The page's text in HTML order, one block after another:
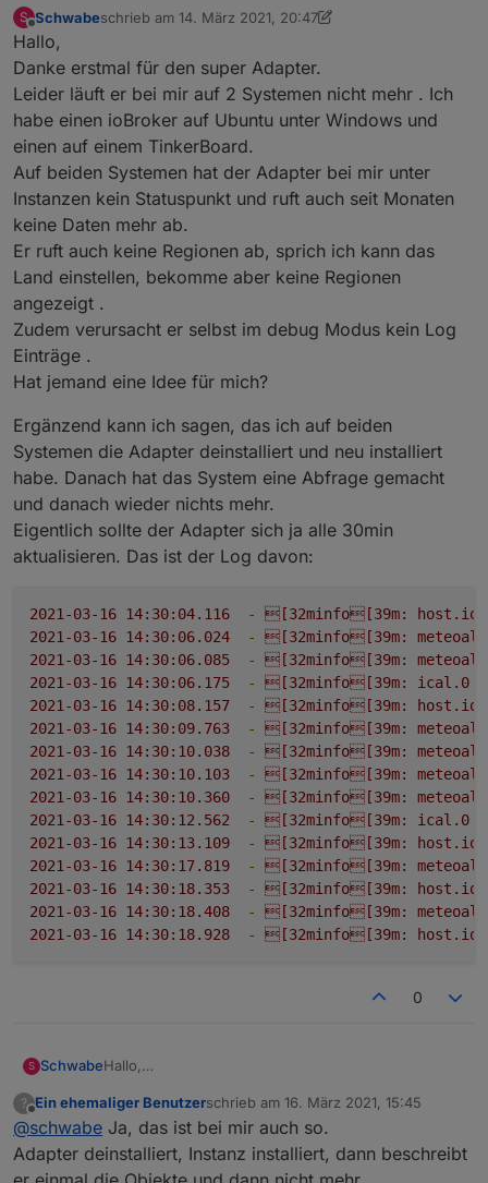
S
Offline
Schwabeschrieb am 14. März 2021, 20:47
zuletzt editiert von Schwabe
Hallo,
Danke erstmal für den super Adapter.
Leider läuft er bei mir auf 2 Systemen nicht mehr . Ich
habe einen ioBroker auf Ubuntu unter Windows und
einen auf einem TinkerBoard.
Auf beiden Systemen hat der Adapter bei mir unter
Instanzen kein Statuspunkt und ruft auch seit Monaten
keine Daten mehr ab.
Er ruft auch keine Regionen ab, sprich ich kann das
Land einstellen, bekomme aber keine Regionen
angezeigt .
Zudem verursacht er selbst im debug Modus kein Log
Einträge .
Hat jemand eine Idee für mich?
Ergänzend kann ich sagen, das ich auf beiden
Systemen die Adapter deinstalliert und neu installiert
habe. Danach hat das System eine Abfrage gemacht
und danach wieder nichts mehr.
Eigentlich sollte der Adapter sich ja alle 30min
aktualisieren. Das ist der Log davon:
2021-03-16 14:30:04.116 - [32minfo[39m:
2021-03-16 14:30:06.024
- [32minfo[39m:
2021-03-16 14:30:06.085
- [32minfo[39m:
2021-03-16 14:30:06.175
- [32minfo[39m: ical.0
2021-03-16 14:30:08.157
- [32minfo[39m:
2021-03-16 14:30:09.763
- [32minfo[39m:
2021-03-16 14:30:10.038
- [32minfo[39m:
2021-03-16 14:30:10.103
- [32minfo[39m:
2021-03-16 14:30:10.360
- [32minfo[39m:
2021-03-16 14:30:12.562
- [32minfo[39m: ical.0
2021-03-16 14:30:13.109
- [32minfo[39m:
2021-03-16 14:30:17.819
- [32minfo[39m:
2021-03-16 14:30:18.353
- [32minfo[39m:
2021-03-16 14:30:18.408
- [32minfo[39m:
2021-03-16 14:30:18.928
- [32minfo[39m:
0
S SchwabeHallo,
Leider läuft er bei mir auf 2 Systemen nicht mehr .
Ich habe einen ioBroker auf Ubuntu unter Windows
und einen auf einem TinkerBoard.
Auf beiden Systemen hat der Adapter bei mir unter
Ergänzend kann ich sagen, das ich auf beiden
Systemen die Adapter deinstalliert und neu installiert
habe. Danach hat das System eine Abfrage gemacht
und danach wieder nichts mehr.
2021-03-16 14:30:04.116  -
2021-03-16 14:30:06.024  -
?
Offline
Ein ehemaliger Benutzerschrieb am 16. März 2021, 15:45
zuletzt editiert von
@schwabe Ja, das ist bei mir auch so.
Adapter deinstalliert, Instanz installiert, dann beschreibt